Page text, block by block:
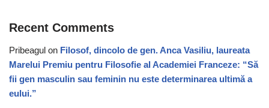
Recent Comments
Pribeagul on Filosof, dincolo de gen. Anca Vasiliu, laureata
Marelui Premiu pentru Filosofie al Academiei Franceze: “Să
fii gen masculin sau feminin nu este determinarea ultimă a
eului.”